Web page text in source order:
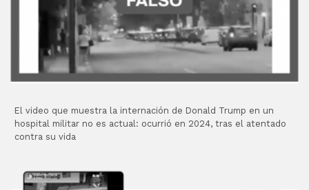
El video que muestra la internación de Donald Trump en un
hospital militar no es actual: ocurrió en 2024, tras el atentado
contra su vida